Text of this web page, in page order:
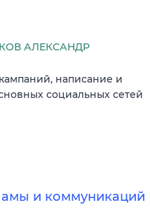
АЛЕКСАНДР
написание и
социальных сетей
и коммуникаций